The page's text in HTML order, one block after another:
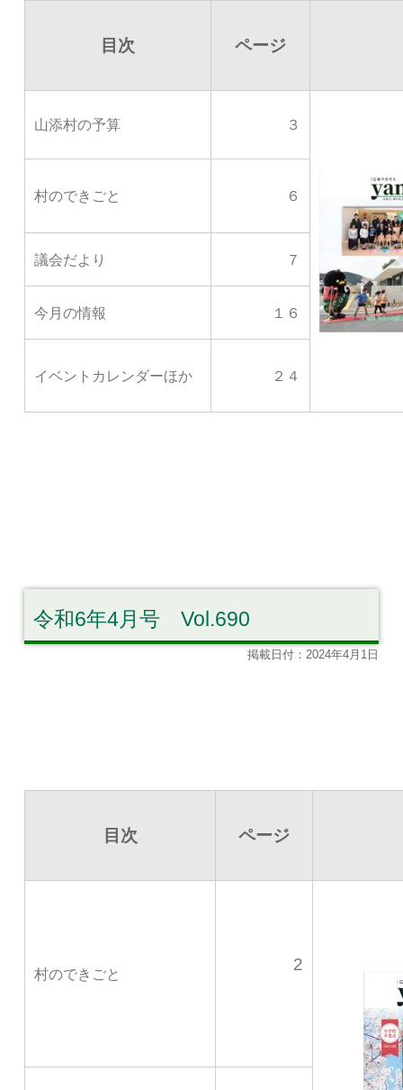
目次 ページ
山添村の予算 ３
村のできごと ６
議会だより ７
今月の情報 １６
イベントカレンダーほか ２４
令和6年4月号 Vol.690
掲載日付：2024年4月1日
目次 ページ
村のできごと
2